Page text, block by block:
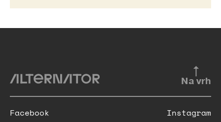
Na vrh
Facebook Instagram